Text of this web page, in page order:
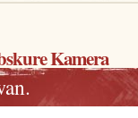
Kamera